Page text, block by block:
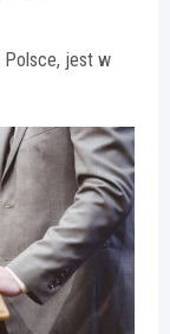
Polsce, jest w